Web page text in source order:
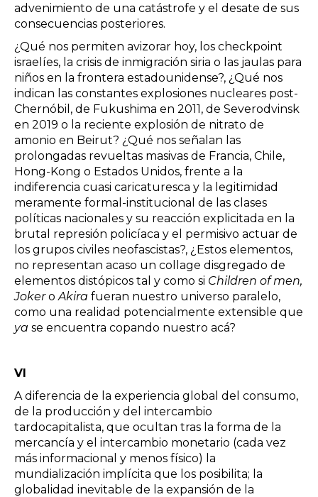
advenimiento de una catástrofe y el desate de sus
consecuencias posteriores.
¿Qué nos permiten avizorar hoy, los checkpoint
israelíes, la crisis de inmigración siria o las jaulas para
niños en la frontera estadounidense?, ¿Qué nos
indican las constantes explosiones nucleares post-
Chernóbil, de Fukushima en 2011, de Severodvinsk
en 2019 o la reciente explosión de nitrato de
amonio en Beirut? ¿Qué nos señalan las
prolongadas revueltas masivas de Francia, Chile,
Hong-Kong o Estados Unidos, frente a la
indiferencia cuasi caricaturesca y la legitimidad
meramente formal-institucional de las clases
políticas nacionales y su reacción explicitada en la
brutal represión policíaca y el permisivo actuar de
los grupos civiles neofascistas?, ¿Estos elementos,
no representan acaso un collage disgregado de
elementos distópicos tal y como si Children of men,
Jokero Akira fueran nuestro universo paralelo,
como una realidad potencialmente extensible que
ya se encuentra copando nuestro acá?
VI
A diferencia de la experiencia global del consumo,
de la producción y del intercambio
tardocapitalista, que ocultan tras la forma de la
mercancía y el intercambio monetario (cada vez
más informacional y menos físico) la
mundialización implícita que los posibilita; la
globalidad inevitable de la expansión de la